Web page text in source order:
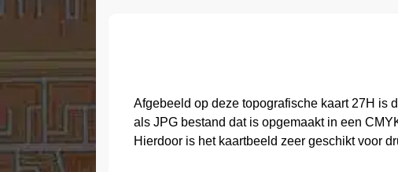
Afgebeeld op deze topografische kaart 27H is
als JPG bestand dat is opgemaakt in een
Hierdoor is het kaartbeeld zeer geschikt voor